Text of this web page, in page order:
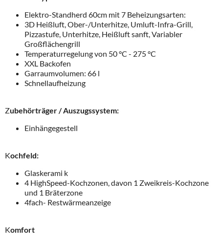
Elektro-Standherd 60cm mit 7 Beheizungsarten:
3D Heißluft, Ober-/Unterhitze, Umluft-Infra-Grill,
Pizzastufe, Unterhitze, Heißluft sanft, Variabler
Großflächengrill
Temperaturregelung von 50 °C - 275 °C
XXL Backofen
Garraumvolumen: 66 l
Schnellaufheizung
Zubehörträger / Auszugssystem:
Einhängegestell
Kochfeld:
Glaskerami k
4 HighSpeed-Kochzonen, davon 1 Zweikreis-Kochzone
und 1 Bräterzone
4fach- Restwärmeanzeige
Komfort